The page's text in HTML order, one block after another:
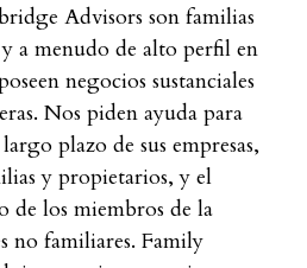
Advisors son familias
a menudo de alto perfil en
negocios sustanciales
Nos piden ayuda para
plazo de sus empresas,
y propietarios, y el
de los miembros de la
no familiares. Family